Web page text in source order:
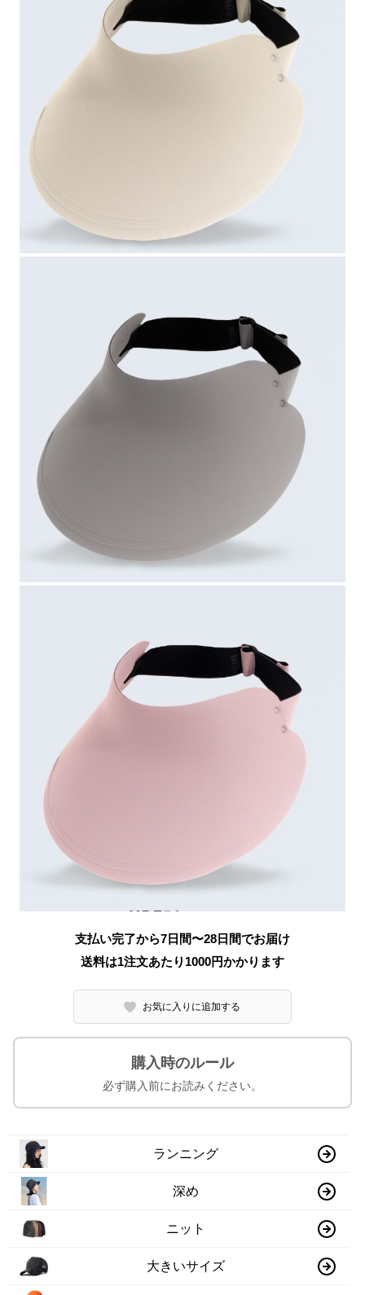
支払い完了から7日間〜28日間でお届け
送料は1注文あたり 1000円かかります
お気に入りに追加する
購入時のルール
必ず購入前にお読みください。
ランニング
深め
ニット
大きいサイズ